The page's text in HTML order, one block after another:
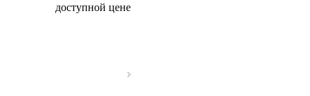
доступной цене